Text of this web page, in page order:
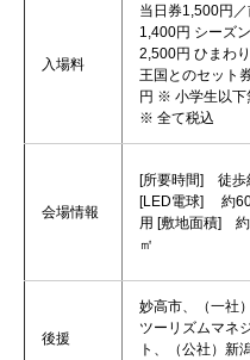
入場料
当日券1,500円
1,400円 シーズ
2,500円 ひまわ
王国とのセット
円 ※ 小学生以
※ 全て税込
会場情報
[所要時間] 徒歩
[LED電球] 約
用 [敷地面積]
㎡
後援
妙高市、（一社
ツーリズムマネ
ト、（公社）新